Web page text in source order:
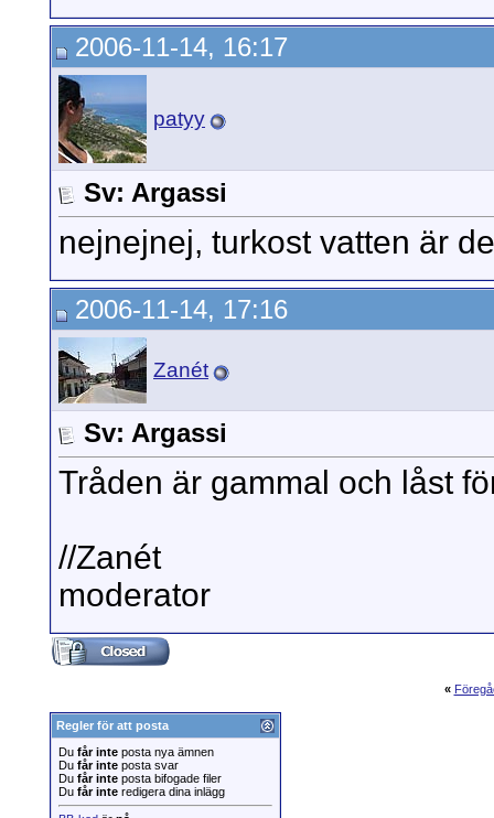
2006-11-14, 16:17
patyy
Sv: Argassi
nejnejnej, turkost vatten är
2006-11-14, 17:16
Zanét
Sv: Argassi
Tråden är gammal och låst
//Zanét
moderator
«
Regler för att posta
Du får inte posta nya ämnen
Du får inte posta svar
Du får inte posta bifogade filer
Du får inte redigera dina inlägg